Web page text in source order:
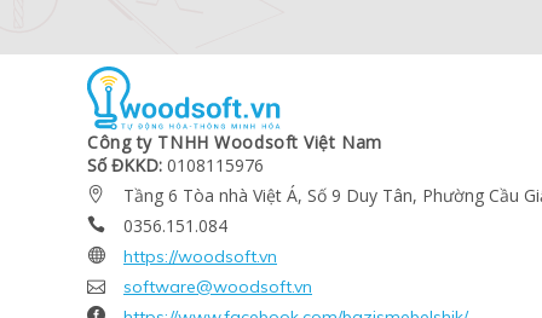
Công ty TNHH Woodsoft Việt Nam
Số ĐKKD: 0108115976
 Tầng 6 Tòa nhà Việt Á, Số 9 Duy Tân, Phường Cầu
 0356.151.084
 https://woodsoft.vn
 software@woodsoft.vn